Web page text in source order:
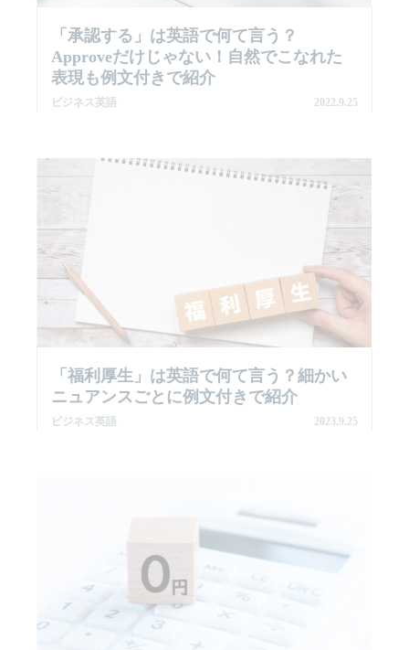
「承認する」は英語で何て言う？
Approveだけじゃない！自然でこなれた
表現も例文付きで紹介
ビジネス英語 2022.9.25
「福利厚生」は英語で何て言う？細かい
ニュアンスごとに例文付きで紹介
ビジネス英語 2023.9.25